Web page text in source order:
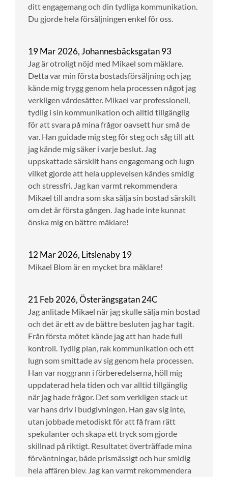
ditt engagemang och din tydliga kommunikation.
Du gjorde hela försäljningen enkel för oss.
19 Mar 2026, Johannesbäcksgatan 93
Jag är otroligt nöjd med Mikael som mäklare.
Detta var min första bostadsförsäljning och jag
kände mig trygg genom hela processen något jag
verkligen värdesätter. Mikael var professionell,
tydlig i sin kommunikation och alltid tillgänglig
för att svara på mina frågor oavsett hur små de
var. Han guidade mig steg för steg och såg till att
jag kände mig säker i varje beslut. Jag
uppskattade särskilt hans engagemang och lugn
vilket gjorde att hela upplevelsen kändes smidig
och stressfri. Jag kan varmt rekommendera
Mikael till andra som ska sälja sin bostad särskilt
om det är första gången. Jag hade inte kunnat
önska mig en bättre mäklare!
12 Mar 2026, Litslenaby 19
Mikael Blom är en mycket bra mäklare!
21 Feb 2026, Österängsgatan 24C
Jag anlitade Mikael när jag skulle sälja min bostad
och det är ett av de bättre besluten jag har tagit.
Från första mötet kände jag att han hade full
kontroll. Tydlig plan, rak kommunikation och ett
lugn som smittade av sig genom hela processen.
Han var noggrann i förberedelserna, höll mig
uppdaterad hela tiden och var alltid tillgänglig
när jag hade frågor. Det som verkligen stack ut
var hans driv i budgivningen. Han gav sig inte,
utan jobbade metodiskt för att få fram rätt
spekulanter och skapa ett tryck som gjorde
skillnad på riktigt. Resultatet överträffade mina
förväntningar, både prismässigt och hur smidig
hela affären blev. Jag kan varmt rekommendera